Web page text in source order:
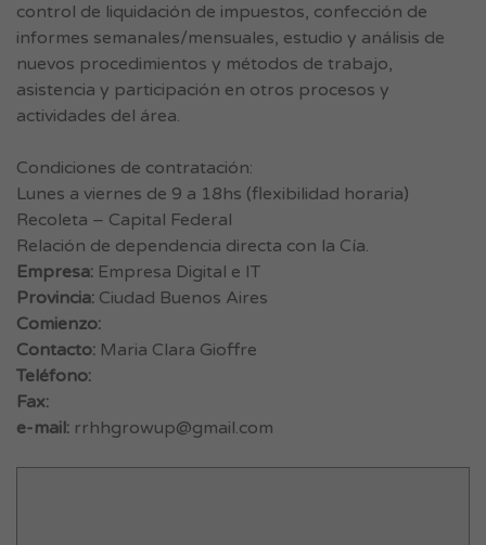
control de liquidación de impuestos, confección de
informes semanales/mensuales, estudio y análisis de
nuevos procedimientos y métodos de trabajo,
asistencia y participación en otros procesos y
actividades del área.
Condiciones de contratación:
Lunes a viernes de 9 a 18hs (flexibilidad horaria)
Recoleta – Capital Federal
Relación de dependencia directa con la Cía.
Empresa: Empresa Digital e IT
Provincia: Ciudad Buenos Aires
Comienzo:
Contacto: Maria Clara Gioffre
Teléfono:
Fax:
e-mail: rrhhgrowup@gmail.com